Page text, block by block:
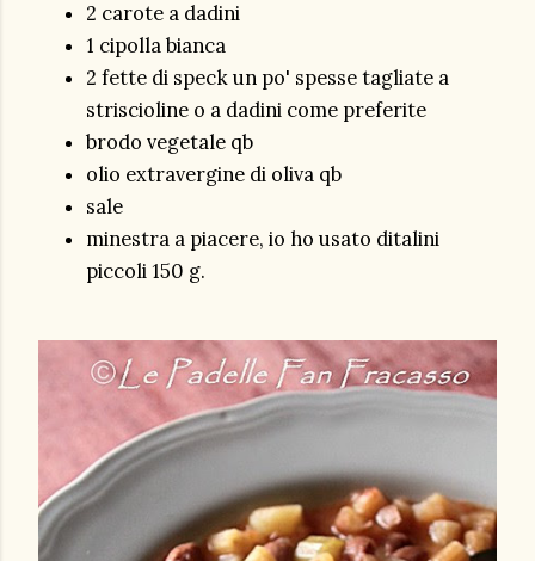
2 carote a dadini
1 cipolla bianca
2 fette di speck un po' spesse tagliate a
striscioline o a dadini come preferite
brodo vegetale qb
olio extravergine di oliva qb
sale
minestra a piacere, io ho usato ditalini
piccoli 150 g.